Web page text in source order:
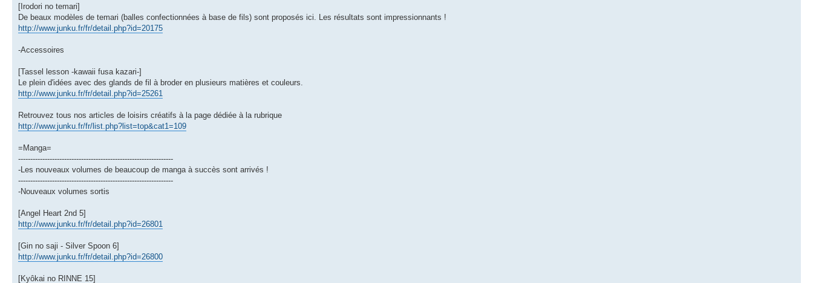
[Irodori no temari]
De beaux modèles de temari (balles confectionnées à base de fils) sont proposés ici. Les résultats sont impressionnants !
http://www.junku.fr/fr/detail.php?id=20175
-Accessoires
[Tassel lesson -kawaii fusa kazari-]
Le plein d'idées avec des glands de fil à broder en plusieurs matières et couleurs.
http://www.junku.fr/fr/detail.php?id=25261
Retrouvez tous nos articles de loisirs créatifs à la page dédiée à la rubrique
http://www.junku.fr/fr/list.php?list=top&cat1=109
=Manga=
----------------------------------------------------------------
-Les nouveaux volumes de beaucoup de manga à succès sont arrivés !
----------------------------------------------------------------
-Nouveaux volumes sortis
[Angel Heart 2nd 5]
http://www.junku.fr/fr/detail.php?id=26801
[Gin no saji - Silver Spoon 6]
http://www.junku.fr/fr/detail.php?id=26800
[Kyôkai no RINNE 15]